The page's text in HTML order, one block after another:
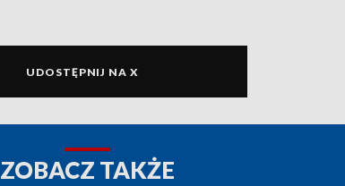
UDOSTĘPNIJ NA X
ZOBACZ TAKŻE